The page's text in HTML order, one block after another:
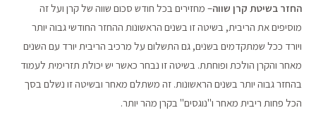
החזר בשיטת קרן שווה– מחזירים בכל חודש סכום שווה של קרן ועל זה
מוסיפים את הריבית, בשיטה זו בשנים הראשונות ההחזר החודשי גבוה יותר
ויורד ככל שמתקדמים בשנים, גם התשלום על מרכיב הריבית יורד עם השנים
מאחר והקרן הולכת ופוחתת. בשיטה זו נבחר כאשר יש יכולת תזרימית לעמוד
בהחזר גבוה יותר בשנים הראשונות. זה משתלם מאחר ובשיטה זו נשלם בסך
הכל פחות ריבית מאחר ו"נוגסים" בקרן מהר יותר.